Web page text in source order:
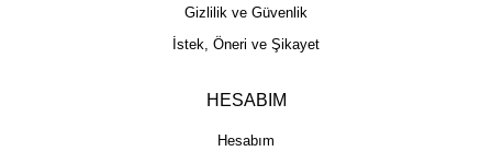
Gizlilik ve Güvenlik
İstek, Öneri ve Şikayet
HESABIM
Hesabım